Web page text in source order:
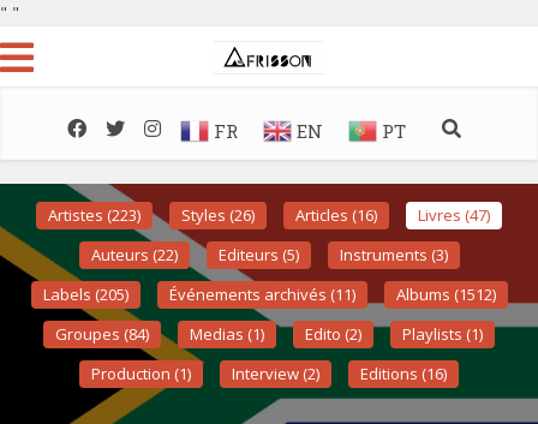
" "
FR EN PT
Artistes (223) Styles (26) Articles (16)
Livres (47)
Auteurs (22)
Editeurs (5)
Instruments (3)
Labels (205)
Événements archivés (11)
Albums (1512)
Groupes (84)
Medias (1) Edito (2)
Playlists (1)
Production (1)
Interview (2) Editions (16)